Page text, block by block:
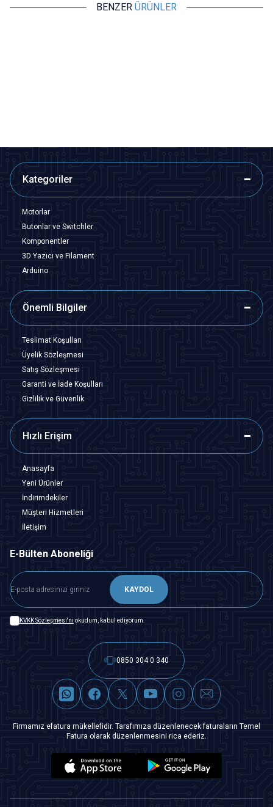
BENZER ÜRÜNLER
Kategoriler
Motorlar
Butonlar ve Switchler
Komponentler
3D Yazıcı ve Filament
Arduino
Önemli Bilgiler
Teslimat Koşulları
Üyelik Sözleşmesi
Satış Sözleşmesi
Garanti ve İade Koşulları
Gizlilik ve Güvenlik
Hızlı Erişim
Anasayfa
Yeni Ürünler
İndirimdekiler
Müşteri Hizmetleri
İletişim
E-Bülten Aboneliği
KAYDOL
KVKK Sözleşmesi'ni okudum, kabul ediyorum.
0850 304 0 340
Firmamız efatura mükellefidir. Tarafımıza düzenlenecek faturaların Temel
Fatura olarak düzenlenmesini rica ederiz.